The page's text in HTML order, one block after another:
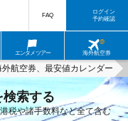
エンタメツアー 海外航空券
FAQ
ログイン
予約確認
航空券、最安値カレンダー
検索する
税や諸手数料など全て含む